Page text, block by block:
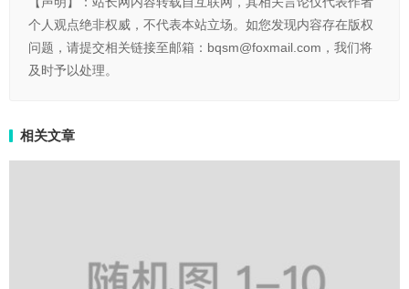
个人观点绝非权威，不代表本站立场。如您发现内容存在版权
问题，请提交相关链接至邮箱：bqsm@foxmail.com，我们将
及时予以处理。
相关文章